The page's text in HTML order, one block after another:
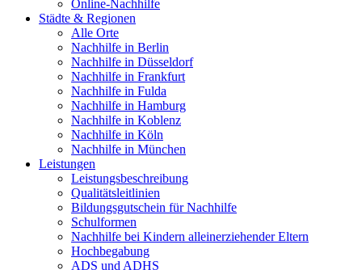
Online-Nachhilfe
Städte & Regionen
Alle Orte
Nachhilfe in Berlin
Nachhilfe in Düsseldorf
Nachhilfe in Frankfurt
Nachhilfe in Fulda
Nachhilfe in Hamburg
Nachhilfe in Koblenz
Nachhilfe in Köln
Nachhilfe in München
Leistungen
Leistungsbeschreibung
Qualitätsleitlinien
Bildungsgutschein für Nachhilfe
Schulformen
Nachhilfe bei Kindern alleinerziehender Eltern
Hochbegabung
ADS und ADHS